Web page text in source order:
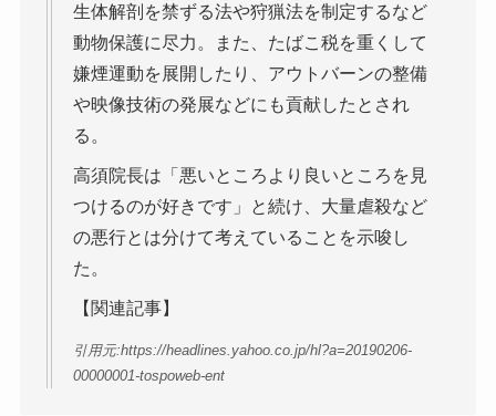
生体解剖を禁ずる法や狩猟法を制定するなど
動物保護に尽力。また、たばこ税を重くして
嫌煙運動を展開したり、アウトバーンの整備
や映像技術の発展などにも貢献したとされ
る。
高須院長は「悪いところより良いところを見
つけるのが好きです」と続け、大量虐殺など
の悪行とは分けて考えていることを示唆し
た。
【関連記事】
引用元:https://headlines.yahoo.co.jp/hl?a=20190206-
00000001-tospoweb-ent